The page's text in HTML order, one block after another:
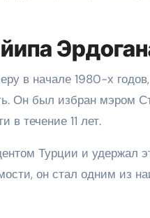
в начале 1980-х
Он был избран мэром
в течение 11 лет.
Турции и удержал
он стал одним из